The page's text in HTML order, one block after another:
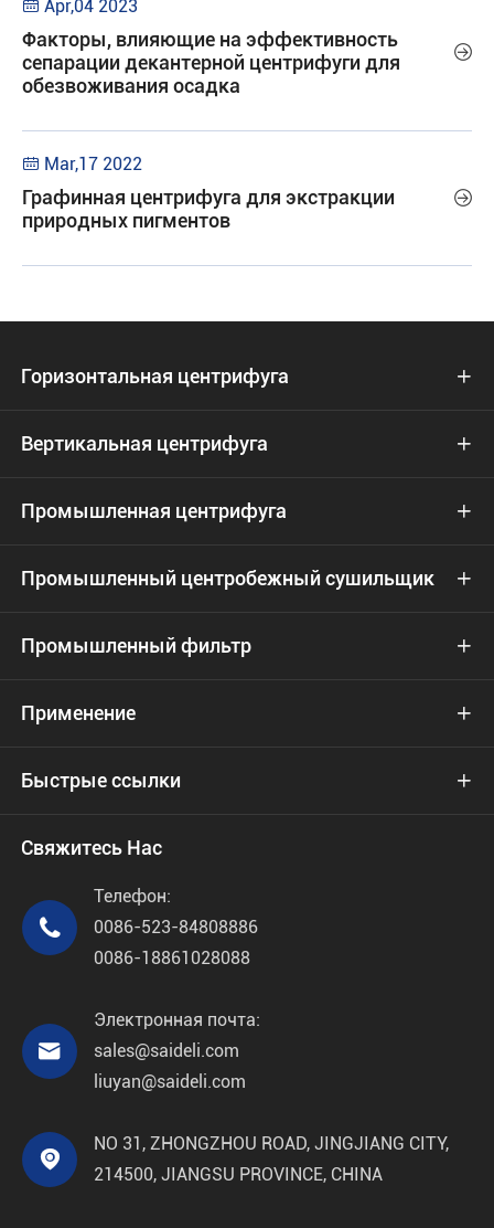
 Apr,04 2023
Факторы, влияющие на эффективность
сепарации декантерной центрифуги для
обезвоживания осадка

 Mar,17 2022
Графинная центрифуга для экстракции
природных пигментов

Горизонтальная центрифуга 
Вертикальная центрифуга 
Промышленная центрифуга 
Промышленный центробежный сушильщик 
Промышленный фильтр 
Применение 
Быстрые ссылки 
Свяжитесь Нас

Телефон:
0086-523-84808886
0086-18861028088

Электронная почта:
sales@saideli.com
liuyan@saideli.com

NO 31, ZHONGZHOU ROAD, JINGJIANG CITY,
214500, JIANGSU PROVINCE, CHINA